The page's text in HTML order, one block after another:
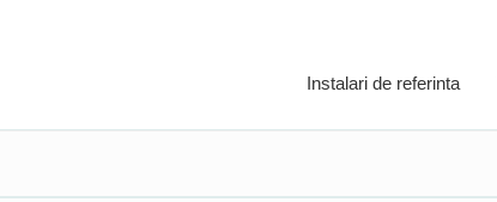
Instalari de referinta